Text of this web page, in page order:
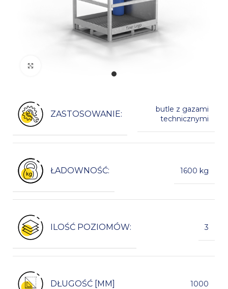
ZASTOSOWANIE:
butle z gazami
technicznymi
ŁADOWNOŚĆ: 1600 kg
ILOŚĆ POZIOMÓW: 3
DŁUGOŚĆ [MM] 1000